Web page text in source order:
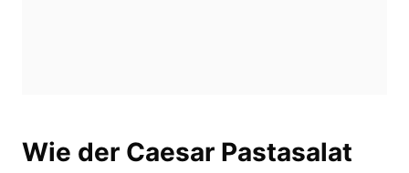
Wie der Caesar Pastasalat